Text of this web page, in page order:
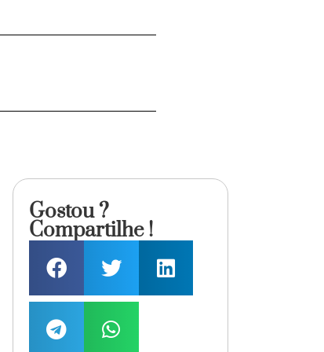
Gostou ?
Compartilhe !